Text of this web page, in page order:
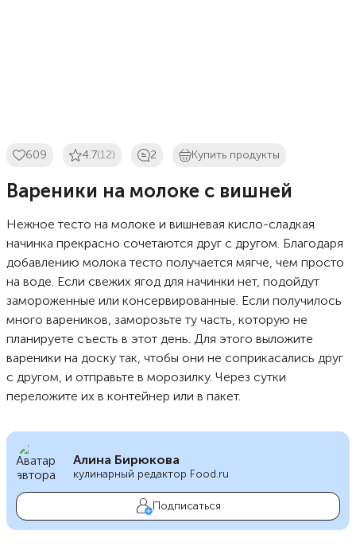
609 4.7(12) 2 Купить продукты
Вареники на молоке с вишней
Нежное тесто на молоке и вишневая кисло-сладкая
начинка прекрасно сочетаются друг с другом. Благодаря
добавлению молока тесто получается мягче, чем просто
на воде. Если свежих ягод для начинки нет, подойдут
замороженные или консервированные. Если получилось
много вареников, заморозьте ту часть, которую не
планируете съесть в этот день. Для этого выложите
вареники на доску так, чтобы они не соприкасались друг
с другом, и отправьте в морозилку. Через сутки
переложите их в контейнер или в пакет.
Алина Бирюкова
кулинарный редактор Food.ru
Подписаться